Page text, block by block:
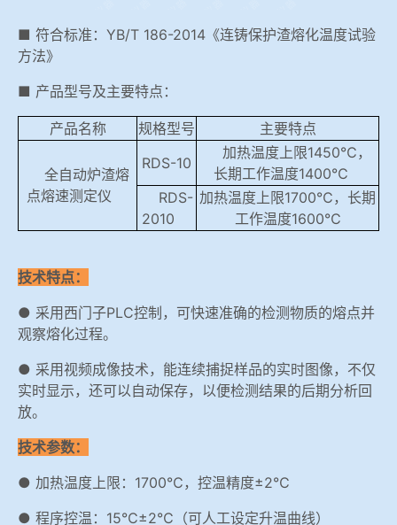
■ 符合标准：YB/T 186-2014《连铸保护渣熔化温度试验
方法》
■ 产品型号及主要特点：
产品名称 规格型号 主要特点
全自动炉渣熔
点熔速测定仪
RDS-10
加热温度上限1450℃，
长期工作温度1400℃
RDS-
2010
加热温度上限1700℃，长期
工作温度1600℃
技术特点：
● 采用西门子PLC控制，可快速准确的检测物质的熔点并
观察熔化过程。
● 采用视频成像技术，能连续捕捉样品的实时图像，不仅
实时显示，还可以自动保存，以便检测结果的后期分析回
放。
技术参数：
● 加热温度上限：1700℃，控温精度±2℃
● 程序控温：15℃±2℃（可人工设定升温曲线）